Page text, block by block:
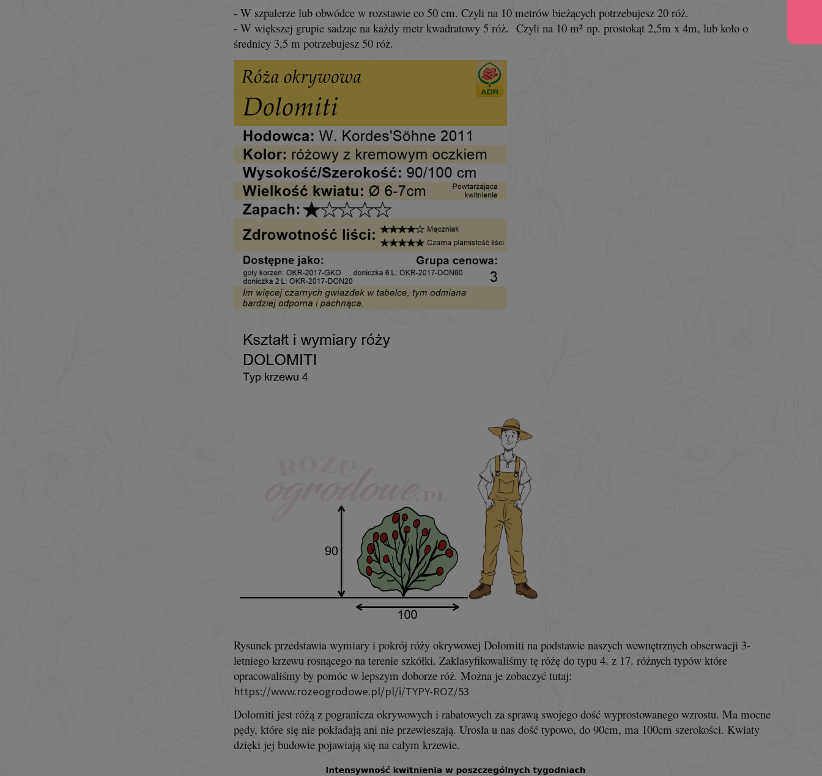
- W szpalerze lub obwódce w rozstawie co 50 cm. Czyli na 10 metrów bieżących potrzebujesz 20 róż.
- W większej grupie sadząc na każdy metr kwadratowy 5 róż. Czyli na 10 m² np. prostokąt 2,5m x 4m, lub koło o
średnicy 3,5 m potrzebujesz 50 róż.
Rysunek przedstawia wymiary i pokrój róży okrywowej Dolomiti na podstawie naszych wewnętrznych obserwacji 3-
letniego krzewu rosnącego na terenie szkółki. Zaklasyfikowaliśmy tę różę do typu 4. z 17. różnych typów które
opracowaliśmy by pomóc w lepszym doborze róż. Można je zobaczyć tutaj:
https://www.rozeogrodowe.pl/pl/i/TYPY-ROZ/53
Dolomiti jest różą z pogranicza okrywowych i rabatowych za sprawą swojego dość wyprostowanego wzrostu. Ma mocne
pędy, które się nie pokładają ani nie przewieszają. Urosła u nas dość typowo, do 90cm, ma 100cm szerokości. Kwiaty
dzięki jej budowie pojawiają się na całym krzewie.